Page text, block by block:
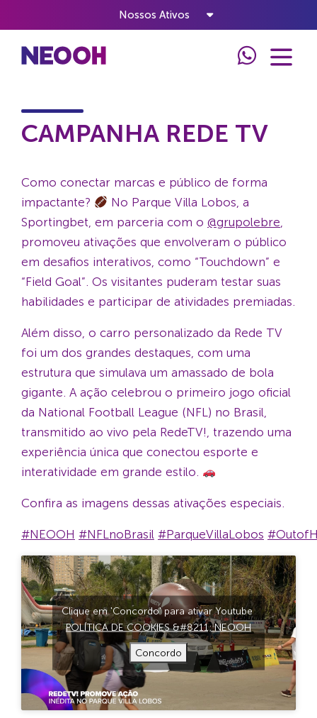
Nossos Ativos
CAMPANHA REDE TV
Como conectar marcas e público de forma
impactante?
No Parque Villa Lobos, a
Sportingbet, em parceria com o @grupolebre,
promoveu ativações que envolveram o público
em desafios interativos, como “Touchdown” e
“Field Goal”. Os visitantes puderam testar suas
habilidades e participar de atividades premiadas.
Além disso, o carro personalizado da Rede TV
foi um dos grandes destaques, com uma
estrutura que simulava um amassado de bola
gigante. A ação celebrou o primeiro jogo oficial
da National Football League (NFL) no Brasil,
transmitido ao vivo pela RedeTV!, trazendo uma
experiência única que conectou esporte e
interatividade em grande estilo.
Confira as imagens dessas ativações especiais.
#NEOOH #NFLnoBrasil #ParqueVillaLobos
Clique em 'Concordo' para ativar Youtube
POLÍTICA DE COOKIES &#8211; NEOOH
Concordo